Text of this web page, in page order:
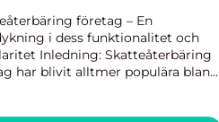
företag – En
i dess funktionalitet och
Inledning: Skatteåterbäring
har blivit alltmer populära bland